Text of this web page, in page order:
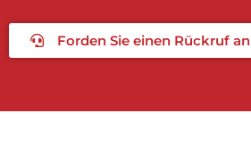
Forden Sie einen Rückruf an